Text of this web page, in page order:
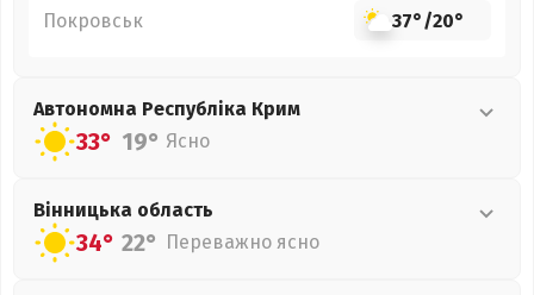
Покровськ 37°/20°
Автономна Республіка Крим
33° 19° Ясно
Вінницька область
34° 22° Переважно ясно